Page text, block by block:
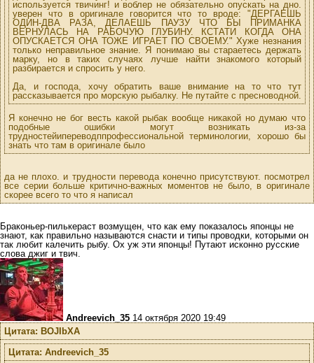
используется твичинг! и воблер не обязательно опускать на дно.
уверен что в оригинале говорится что то вроде: "ДЕРГАЕШЬ
ОДИН-ДВА РАЗА, ДЕЛАЕШЬ ПАУЗУ ЧТО БЫ ПРИМАНКА
ВЕРНУЛАСЬ НА РАБОЧУЮ ГЛУБИНУ. КСТАТИ КОГДА ОНА
ОПУСКАЕТСЯ ОНА ТОЖЕ ИГРАЕТ ПО СВОЕМУ." Хуже незнания
только неправильное знание. Я понимаю вы стараетесь держать
марку, но в таких случаях лучше найти знакомого который
разбирается и спросить у него.
Да, и господа, хочу обратить ваше внимание на то что тут
рассказывается про морскую рыбалку. Не путайте с пресноводной.
Я конечно не бог весть какой рыбак вообще никакой но думаю что
подобные ошибки могут возникать из-за
трудностейипереводппрофессиональной терминологии, хорошо бы
знать что там в оригинале было
да не плохо. и трудности перевода конечно присутствуют. посмотрел
все серии больше критично-важных моментов не было, в оригинале
скорее всего то что я написал
Браконьер-пилькераст возмущен, что как ему показалось японцы не
знают, как правильно называются снасти и типы проводки, которыми он
так любит калечить рыбу. Ох уж эти японцы! Путают исконно русские
слова джиг и твич.
Andreevich_35 14 октября 2020 19:49
Цитата: BOJIbXA
Цитата: Andreevich_35